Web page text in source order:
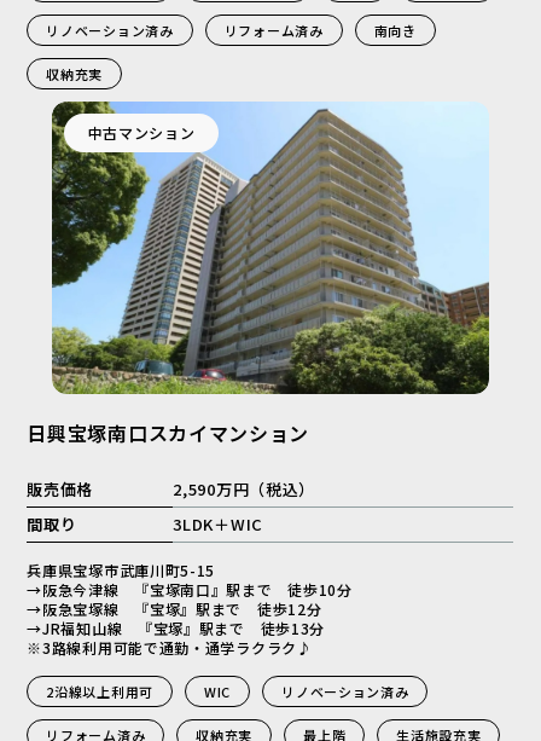
リノベーション済み リフォーム済み 南向き
収納充実
中古マンション
日興宝塚南口スカイマンション
販売価格
2,590万円（税込）
間取り
3LDK＋WIC
兵庫県宝塚市武庫川町5-15
→阪急今津線 『宝塚南口』駅まで 徒歩10分
→阪急宝塚線 『宝塚』駅まで 徒歩12分
→JR福知山線 『宝塚』駅まで 徒歩13分
※3路線利用可能で通勤・通学ラクラク♪
2沿線以上利用可 WIC リノベーション済み
リフォーム済み 収納充実 最上階 生活施設充実